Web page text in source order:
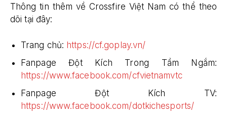
Thông tin thêm về Crossfire Việt Nam có thể theo
dõi tại đây:
Trang chủ: https://cf.goplay.vn/
Fanpage Đột Kích Trong Tầm Ngắm:
https://www.facebook.com/cfvietnamvtc
Fanpage Đột Kích TV:
https://www.facebook.com/dotkichesports/